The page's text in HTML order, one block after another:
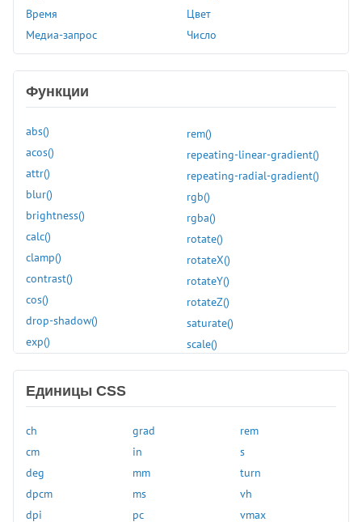
grid-row-end
grid-row-start
height
hyphenate-character
hyphenate-limit-chars
hyphens
image-orientation
image-rendering
image-resolution
initial-letter
inline-size
inset
inset-block
inset-block-end
inset-block-start
inset-inline
inset-inline-end
justify-content
justify-items
justify-self
letter-spacing
line-break
line-clamp
Время
Медиа-запрос
Цвет
Число
Функции
abs()
acos()
attr()
blur()
brightness()
calc()
clamp()
contrast()
cos()
drop-shadow()
exp()
hsl()
hue-rotate()
hwb()
hypot()
inset()
invert()
light-dark()
rem()
repeating-linear-gradient()
repeating-radial-gradient()
rgb()
rgba()
rotate()
rotateX()
rotateY()
rotateZ()
saturate()
scale()
scaleZ()
Единицы CSS
ch
cm
deg
dpcm
dpi
grad
in
mm
ms
pc
rem
s
turn
vh
vmax